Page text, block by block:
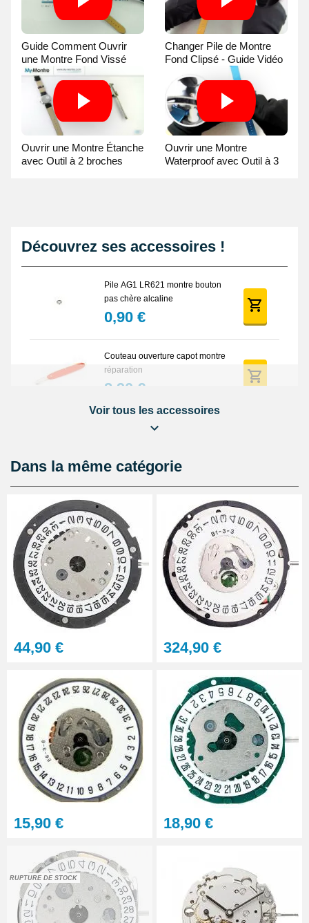
Guide Comment Ouvrir
une Montre Fond Vissé
avec une Balle
Changer Pile de Montre
Fond Clipsé - Guide Vidéo
Ouvrir une Montre Étanche
avec Outil à 2 broches
Ouvrir une Montre
Waterproof avec Outil à 3
Découvrez ses accessoires !
Pile AG1 LR621 montre bouton
pas chère alcaline
0,90 €
Couteau ouverture capot montre
réparation
2,90 €
Pince antistatique montre pas
5,90 €
ouverture montre fond vissé
4,90 €
Lunette grossissante - Loupe
Horloger et LED
22,90 €
Support réparation de boîtier de
montre pas cher
Clé d'ouverture pour boîtier à
fond vissé large
27,90 €
Kit Tournevis montre de
précision
LED
8,90 €
Voir tous les accessoires
Dans la même catégorie
44,90 € 324,90 €
15,90 € 18,90 €
RUPTURE DE STOCK